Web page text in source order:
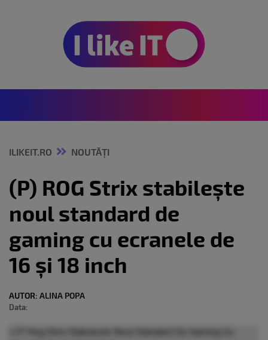
ILIKEIT.RO NOUTĂȚI
(P) ROG Strix stabilește
noul standard de
gaming cu ecranele de
16 și 18 inch
AUTOR: ALINA POPA
Data: